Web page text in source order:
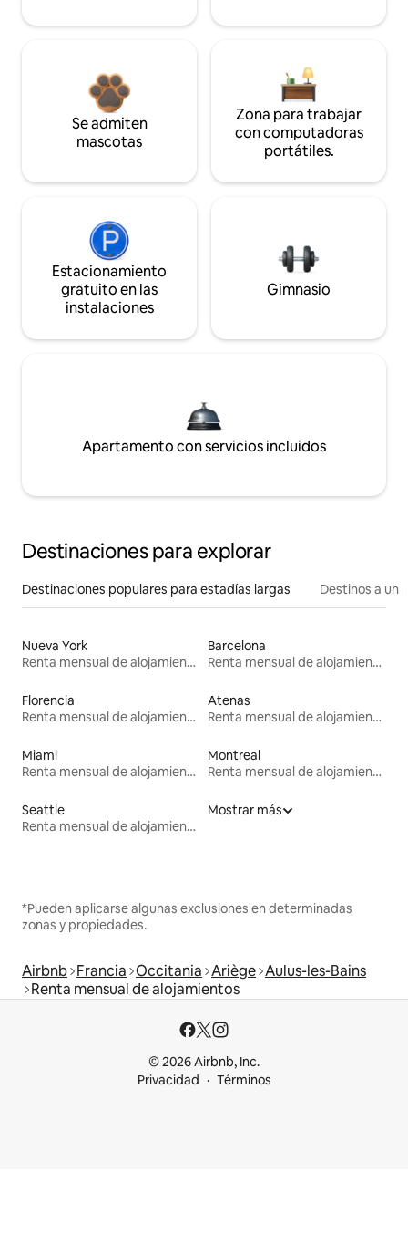
Se admiten
mascotas
Zona para trabajar
con computadoras
portátiles.
Estacionamiento
gratuito en las
instalaciones
Gimnasio
Apartamento con servicios incluidos
Destinaciones para explorar
Destinaciones populares para estadías largas Destinos a un
Nueva York
Renta mensual de alojamientos
Barcelona
Renta mensual de alojamientos
Florencia
Renta mensual de alojamientos
Atenas
Renta mensual de alojamientos
Miami
Renta mensual de alojamientos
Montreal
Renta mensual de alojamientos
Seattle
Renta mensual de alojamientos
Mostrar más
*Pueden aplicarse algunas exclusiones en determinadas
zonas y propiedades.
Airbnb Francia Occitania Ariège Aulus-les-Bains
Renta mensual de alojamientos
© 2026 Airbnb, Inc.
Privacidad
Términos